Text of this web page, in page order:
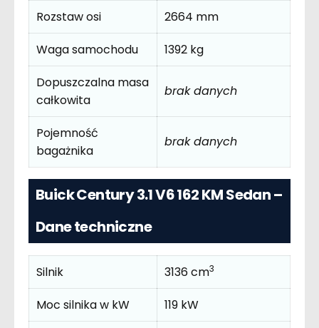
Rozstaw osi
2664 mm
Waga samochodu
1392 kg
Dopuszczalna masa
całkowita
brak danych
Pojemność
bagażnika
brak danych
Buick Century 3.1 V6 162 KM Sedan –
Dane techniczne
Silnik 3136 cm3
Moc silnika w kW
119 kW